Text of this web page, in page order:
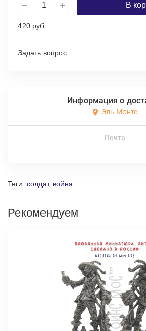
В
420 руб.
Задать вопрос:
Информация о
Эль-Монте
Почта
Теги: солдат, война
Рекомендуем